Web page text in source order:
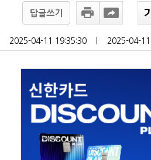
답글쓰기
2025-04-11 19:35:30 2025-04-